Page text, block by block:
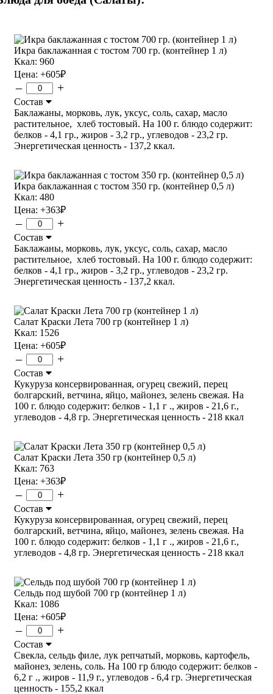
Икра баклажанная с тостом 700 гр. (контейнер 1 л)
Ккал: 960
Цена: +605₽
– +
Состав
Баклажаны, морковь, лук, уксус, соль, сахар, масло
растительное, хлеб тостовый. На 100 г. блюдо содержит:
белков - 4,1 гр., жиров - 3,2 гр., углеводов - 23,2 гр.
Энергетическая ценность - 137,2 ккал.
Икра баклажанная с тостом 350 гр. (контейнер 0,5 л)
Ккал: 480
Цена: +363₽
– +
Состав
Баклажаны, морковь, лук, уксус, соль, сахар, масло
растительное, хлеб тостовый. На 100 г. блюдо содержит:
белков - 4,1 гр., жиров - 3,2 гр., углеводов - 23,2 гр.
Энергетическая ценность - 137,2 ккал.
Салат Краски Лета 700 гр (контейнер 1 л)
Ккал: 1526
Цена: +605₽
– +
Состав
Кукуруза консервированная, огурец свежий, перец
болгарский, ветчина, яйцо, майонез, зелень свежая. На
100 г. блюдо содержит: белков - 1,1 г ., жиров - 21,6 г.,
углеводов - 4,8 гр. Энергетическая ценность - 218 ккал
Салат Краски Лета 350 гр (контейнер 0,5 л)
Ккал: 763
Цена: +363₽
– +
Состав
Кукуруза консервированная, огурец свежий, перец
болгарский, ветчина, яйцо, майонез, зелень свежая. На
100 г. блюдо содержит: белков - 1,1 г ., жиров - 21,6 г.,
углеводов - 4,8 гр. Энергетическая ценность - 218 ккал
Сельдь под шубой 700 гр (контейнер 1 л)
Ккал: 1086
Цена: +605₽
– +
Состав
Свекла, сельдь филе, лук репчатый, морковь, картофель,
майонез, зелень, соль. На 100 гр блюдо содержит: белков -
6,2 г ., жиров - 11,9 г., углеводов - 6,4 гр. Энергетическая
ценность - 155,2 ккал